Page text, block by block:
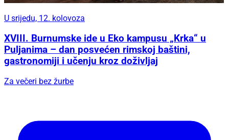
U srijedu, 12. kolovoza
XVIII. Burnumske ide u Eko kampusu „Krka“ u
Puljanima – dan posvećen rimskoj baštini,
gastronomiji i učenju kroz doživljaj
Za večeri bez žurbe